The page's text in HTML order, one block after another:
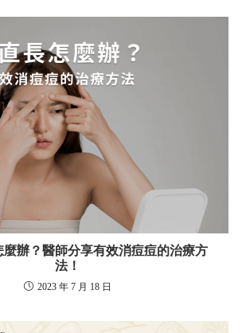
麼辦？醫師分享有效消痘痘的治療方
法！
2023 年 7 月 18 日